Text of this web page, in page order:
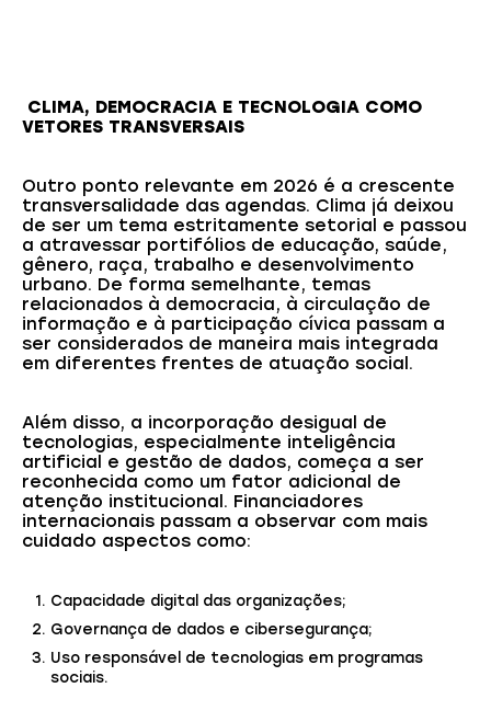
CLIMA, DEMOCRACIA E TECNOLOGIA COMO
VETORES TRANSVERSAIS
Outro ponto relevante em 2026 é a crescente
transversalidade das agendas. Clima já deixou
de ser um tema estritamente setorial e passou
a atravessar portifólios de educação, saúde,
gênero, raça, trabalho e desenvolvimento
urbano. De forma semelhante, temas
relacionados à democracia, à circulação de
informação e à participação cívica passam a
ser considerados de maneira mais integrada
em diferentes frentes de atuação social.
Além disso, a incorporação desigual de
tecnologias, especialmente inteligência
artificial e gestão de dados, começa a ser
reconhecida como um fator adicional de
atenção institucional. Financiadores
internacionais passam a observar com mais
cuidado aspectos como:
Capacidade digital das organizações;
Governança de dados e cibersegurança;
Uso responsável de tecnologias em programas
sociais.